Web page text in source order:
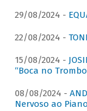
29/08/2024 -
22/08/2024 -
15/08/2024 -
“Boca no
08/08/2024 -
Nervoso ao Piano